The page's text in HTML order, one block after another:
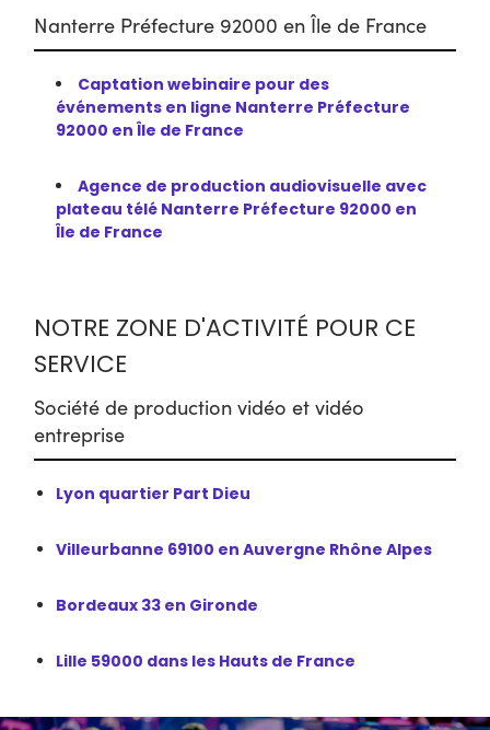
Nanterre Préfecture 92000 en Île de France
Captation webinaire pour des
événements en ligne Nanterre Préfecture
92000 en Île de France
Agence de production audiovisuelle avec
plateau télé Nanterre Préfecture 92000 en
Île de France
NOTRE ZONE D'ACTIVITÉ POUR CE
SERVICE
Société de production vidéo et vidéo
entreprise
Lyon quartier Part Dieu
Villeurbanne 69100 en Auvergne Rhône Alpes
Bordeaux 33 en Gironde
Lille 59000 dans les Hauts de France